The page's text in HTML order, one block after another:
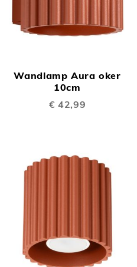
Wandlamp Aura oker
10cm
€ 42,99